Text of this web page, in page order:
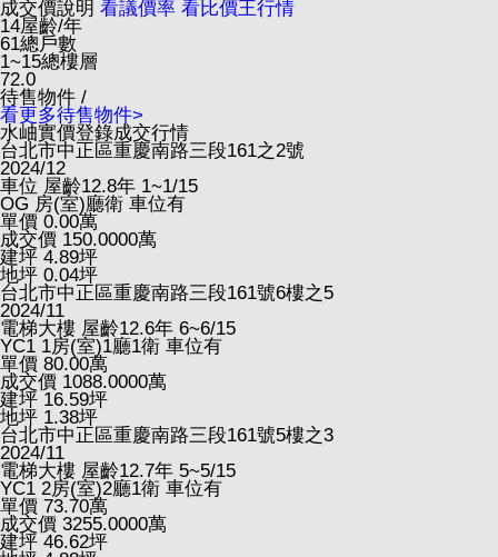
成交價說明 看議價率 看比價王行情
14屋齡/年
61總戶數
1~15總樓層
72.0
待售物件 /
看更多待售物件>
水岫實價登錄成交行情
台北市中正區重慶南路三段161之2號
2024/12
車位 屋齡12.8年 1~1/15
OG 房(室)廳衛 車位有
單價 0.00萬
成交價 150.0000萬
建坪 4.89坪
地坪 0.04坪
台北市中正區重慶南路三段161號6樓之5
2024/11
電梯大樓 屋齡12.6年 6~6/15
YC1 1房(室)1廳1衛 車位有
單價 80.00萬
成交價 1088.0000萬
建坪 16.59坪
地坪 1.38坪
台北市中正區重慶南路三段161號5樓之3
2024/11
電梯大樓 屋齡12.7年 5~5/15
YC1 2房(室)2廳1衛 車位有
單價 73.70萬
成交價 3255.0000萬
建坪 46.62坪